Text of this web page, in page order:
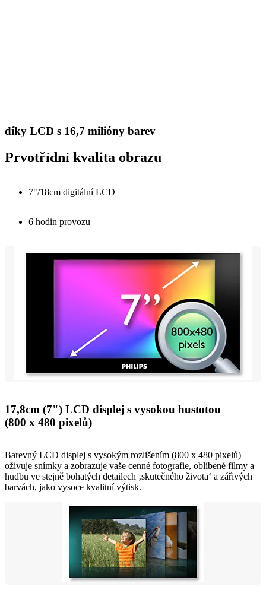
díky LCD s 16,7 milióny barev
Prvotřídní kvalita obrazu
7"/18cm digitální LCD
6 hodin provozu
17,8cm (7") LCD displej s vysokou hustotou
(800 x 480 pixelů)
Barevný LCD displej s vysokým rozlišením (800 x 480 pixelů)
oživuje snímky a zobrazuje vaše cenné fotografie, oblíbené filmy a
hudbu ve stejně bohatých detailech ‚skutečného života‘ a zářivých
barvách, jako vysoce kvalitní výtisk.